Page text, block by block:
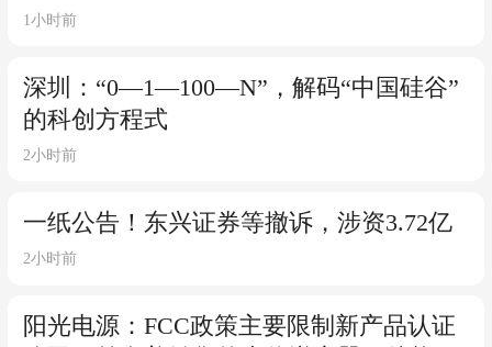
1小时前
深圳：“0—1—100—N”，解码“中国硅谷”
的科创方程式
2小时前
一纸公告！东兴证券等撤诉，涉资3.72亿
2小时前
阳光电源：FCC政策主要限制新产品认证